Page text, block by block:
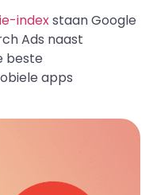
indexstaan Google
Ads naast
beste
apps